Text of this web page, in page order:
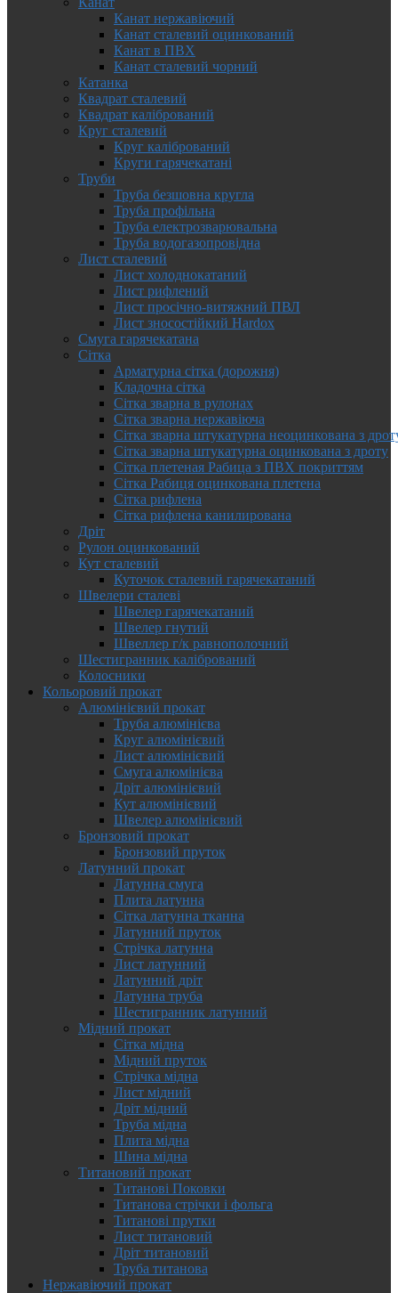
Канат нержавіючий
Канат сталевий оцинкований
Канат в ПВХ
Канат сталевий чорний
Катанка
Квадрат сталевий
Квадрат калібрований
Круг сталевий
Круг калібрований
Круги гарячекатані
Труби
Труба безшовна кругла
Труба профільна
Труба електрозварювальна
Труба водогазопровідна
Лист сталевий
Лист холоднокатаний
Лист рифлений
Лист просічно-витяжний ПВЛ
Лист зносостійкий Hardox
Смуга гарячекатана
Сітка
Арматурна сітка (дорожня)
Кладочна сітка
Сітка зварна в рулонах
Сітка зварна нержавіюча
Сітка зварна штукатурна неоцинкована з
Сітка зварна штукатурна оцинкована з дроту
Сітка плетеная Рабица з ПВХ покриттям
Сітка Рабиця оцинкована плетена
Сітка рифлена
Сітка рифлена канилирована
Дріт
Рулон оцинкований
Кут сталевий
Куточок сталевий гарячекатаний
Швелери сталеві
Швелер гарячекатаний
Швелер гнутий
Швеллер г/к равнополочний
Шестигранник калібрований
Колосники
Кольоровий прокат
Алюмінієвий прокат
Труба алюмінієва
Круг алюмінієвий
Лист алюмінієвий
Смуга алюмінієва
Дріт алюмінієвий
Кут алюмінієвий
Швелер алюмінієвий
Бронзовий прокат
Бронзовий пруток
Латунний прокат
Латунна смуга
Плита латунна
Сітка латунна тканна
Латунний пруток
Стрічка латунна
Лист латунний
Латунний дріт
Латунна труба
Шестигранник латунний
Мідний прокат
Сітка мідна
Мідний пруток
Стрічка мідна
Лист мідний
Дріт мідний
Труба мідна
Плита мідна
Шина мідна
Титановий прокат
Титанові Поковки
Титанова стрічки і фольга
Титанові прутки
Лист титановий
Дріт титановий
Труба титанова
Нержавіючий прокат